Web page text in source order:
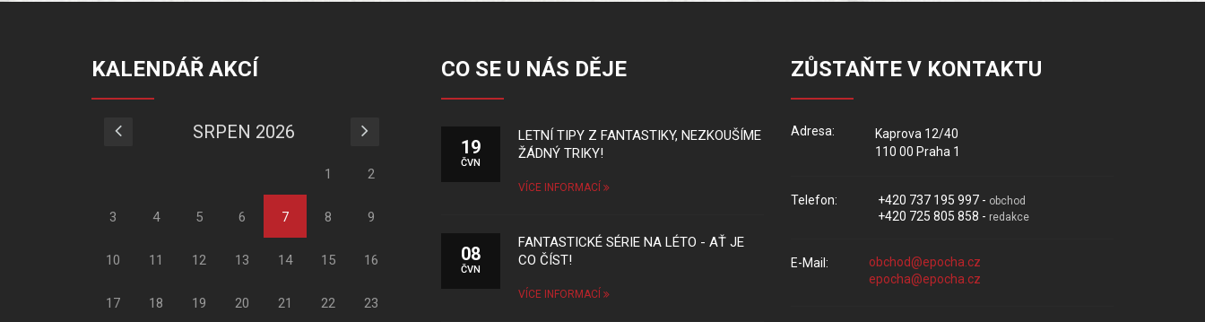
KALENDÁŘ AKCÍ
SRPEN 2026
1 2
3 4 5 6 7 8 9
10 11 12 13 14 15 16
17 18 19 20 21 22 23
CO SE U NÁS DĚJE
19
ČVN
LETNÍ TIPY Z FANTASTIKY, NEZKOUŠÍME
ŽÁDNÝ TRIKY!
VÍCE INFORMACÍ
08
ČVN
FANTASTICKÉ SÉRIE NA LÉTO - AŤ JE
CO ČÍST!
VÍCE INFORMACÍ
ZŮSTAŇTE V KONTAKTU
Adresa:
Kaprova 12/40
110 00 Praha 1
Telefon: +420 737 195 997 - obchod
+420 725 805 858 - redakce
E-Mail: